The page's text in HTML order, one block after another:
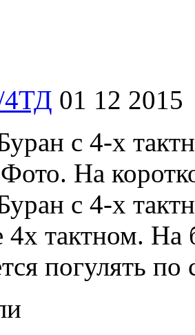
4ТД 01 12 2015
с 4-х
На
с 4-х
4х тактном. На
погулять